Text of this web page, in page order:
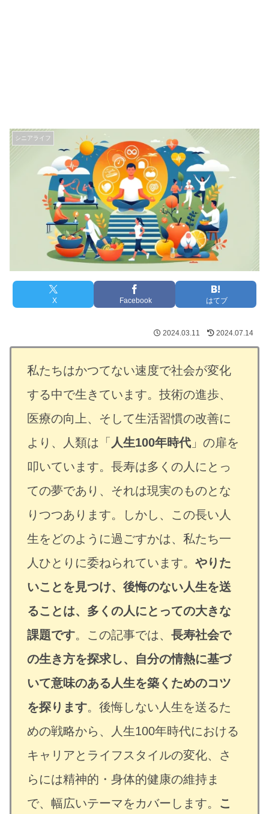
シニアライフ
X Facebook はてブ
2024.03.11 2024.07.14
私たちはかつてない速度で社会が変化
する中で生きています。技術の進歩、
医療の向上、そして生活習慣の改善に
より、人類は「 人生100年時代」の扉を
叩いています。長寿は多くの人にとっ
ての夢であり、それは現実のものとな
りつつあります。しかし、この長い人
生をどのように過ごすかは、私たち一
人ひとりに委ねられています。 やりた
いことを見つけ、後悔のない人生を送
ることは、多くの人にとっての大きな
課題です。この記事では、 長寿社会で
の生き方を探求し、自分の情熱に基づ
いて意味のある人生を築くためのコツ
を探ります。後悔しない人生を送るた
めの戦略から、人生100年時代における
キャリアとライフスタイルの変化、さ
らには精神的・身体的健康の維持ま
で、幅広いテーマをカバーします。
こ